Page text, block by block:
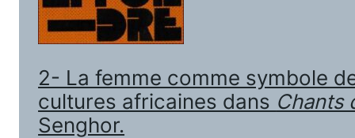
2- La femme comme symbole
cultures africaines dans Chants
Senghor.